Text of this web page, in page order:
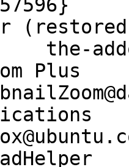
the-
Plus